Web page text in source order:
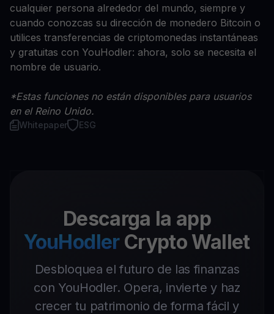
cualquier persona alrededor del mundo, siempre y
cuando conozcas su dirección de monedero Bitcoin o
utilices transferencias de criptomonedas instantáneas
y gratuitas con YouHodler: ahora, solo se necesita el
nombre de usuario.
*Estas funciones no están disponibles para usuarios
en el Reino Unido.
Whitepaper ESG
Descarga la app
YouHodler Crypto Wallet
Desbloquea el futuro de las finanzas
con YouHodler. Opera, invierte y haz
crecer tu patrimonio de forma fácil y